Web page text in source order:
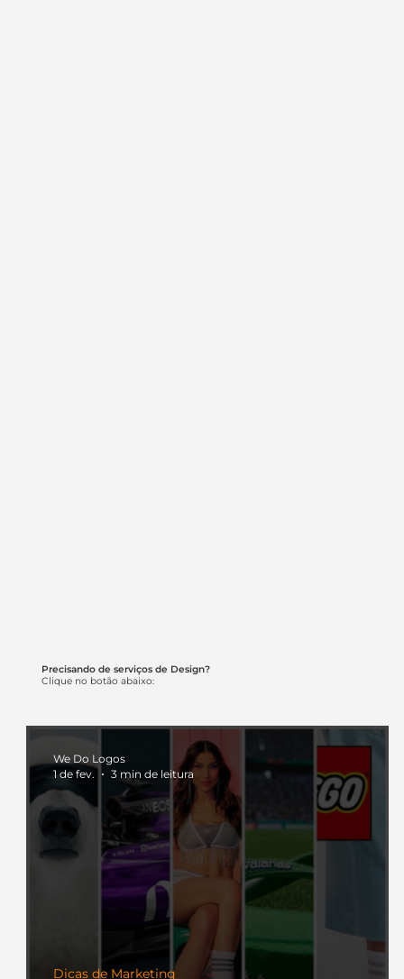
Precisando de serviços de Design?
Clique no botão abaixo:
Dicas de Marketing
We Do Logos
1 de fev.
3 min de leitura